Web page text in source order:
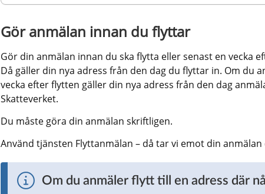
Gör anmälan innan du flyttar
Gör din anmälan innan du ska flytta eller senast en vecka
Då gäller din nya adress från den dag du flyttar in. Om du
vecka efter flytten gäller din nya adress från den dag
Skatteverket.
Du måste göra din anmälan skriftligen.
Använd tjänsten Flyttanmälan – då tar vi emot din anmälan
Om du anmäler flytt till en adress där